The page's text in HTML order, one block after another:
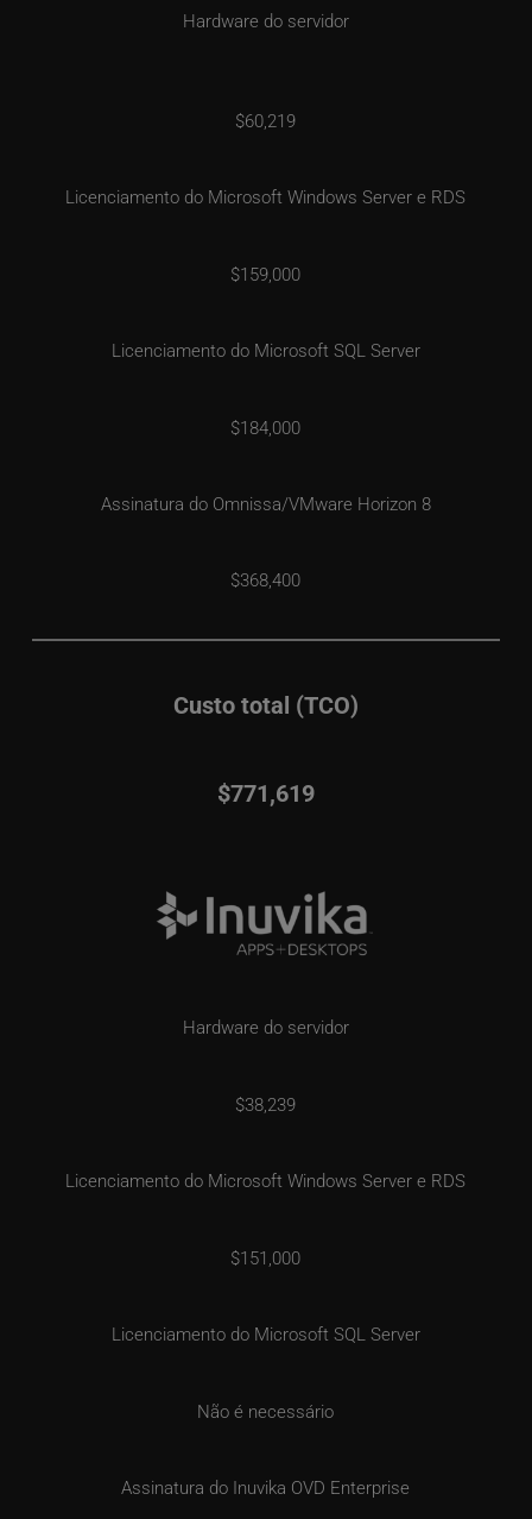
Hardware do servidor
$60,219
Licenciamento do Microsoft Windows Server e RDS
$159,000
Licenciamento do Microsoft SQL Server
$184,000
Assinatura do Omnissa/VMware Horizon 8
$368,400
Custo total (TCO)
$771,619
Hardware do servidor
$38,239
Licenciamento do Microsoft Windows Server e RDS
$151,000
Licenciamento do Microsoft SQL Server
Não é necessário
Assinatura do Inuvika OVD Enterprise